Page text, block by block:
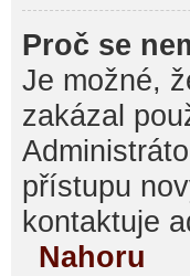
Proč se
Je možné,
zakázal
přístupu
kontaktuje
Nahoru